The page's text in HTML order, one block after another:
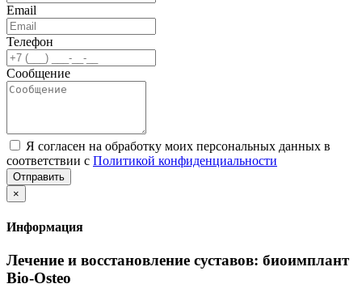
Email
Телефон
Сообщение
Я согласен на обработку моих персональных данных в
соответствии с Политикой конфиденциальности
Отправить
×
Информация
Лечение и восстановление суставов: биоимплант
Bio-Osteo